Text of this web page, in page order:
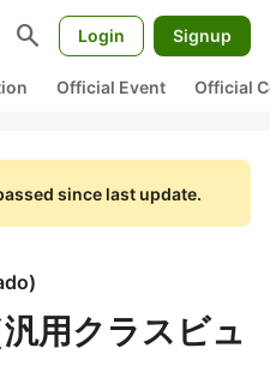
search Login Signup
Official Event Official
since last update.
)
用クラスビュ